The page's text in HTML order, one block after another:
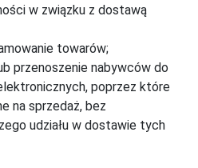
w związku z dostawą
towarów;
przenoszenie nabywców do
poprzez które
na sprzedaż, bez
udziału w dostawie tych